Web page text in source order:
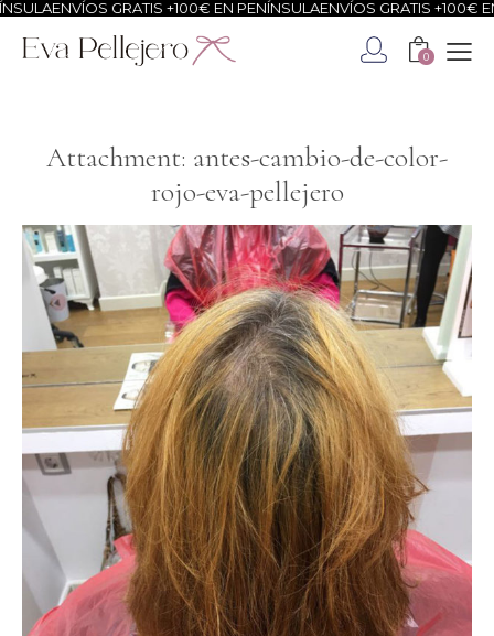
ENVÍOS GRATIS +100€ EN PENÍNSULAENVÍOS GRATIS +100€ EN
0
Attachment: antes-cambio-de-color-
rojo-eva-pellejero